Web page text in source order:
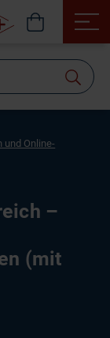
und Online-
–
(mit